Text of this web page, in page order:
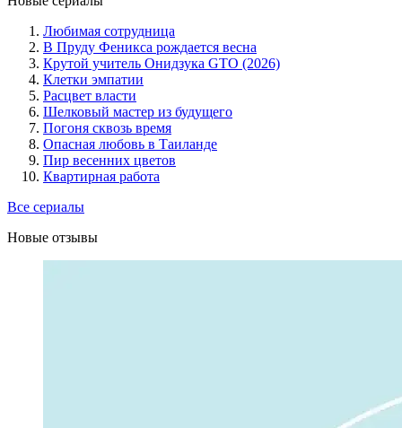
Любимая сотрудница
В Пруду Феникса рождается весна
Крутой учитель Онидзука GTO (2026)
Клетки эмпатии
Расцвет власти
Шелковый мастер из будущего
Погоня сквозь время
Опасная любовь в Таиланде
Пир весенних цветов
Квартирная работа
Все сериалы
Новые отзывы